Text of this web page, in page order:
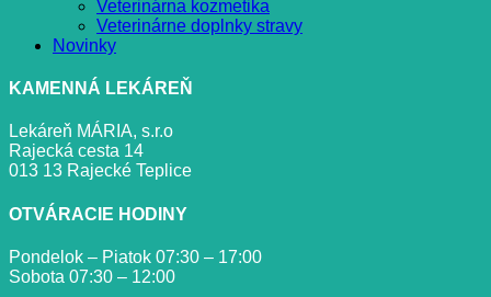
Veterinárna kozmetika
Veterinárne doplnky stravy
Novinky
KAMENNÁ LEKÁREŇ
Lekáreň MÁRIA, s.r.o
Rajecká cesta 14
013 13 Rajecké Teplice
OTVÁRACIE HODINY
Pondelok – Piatok 07:30 – 17:00
Sobota 07:30 – 12:00